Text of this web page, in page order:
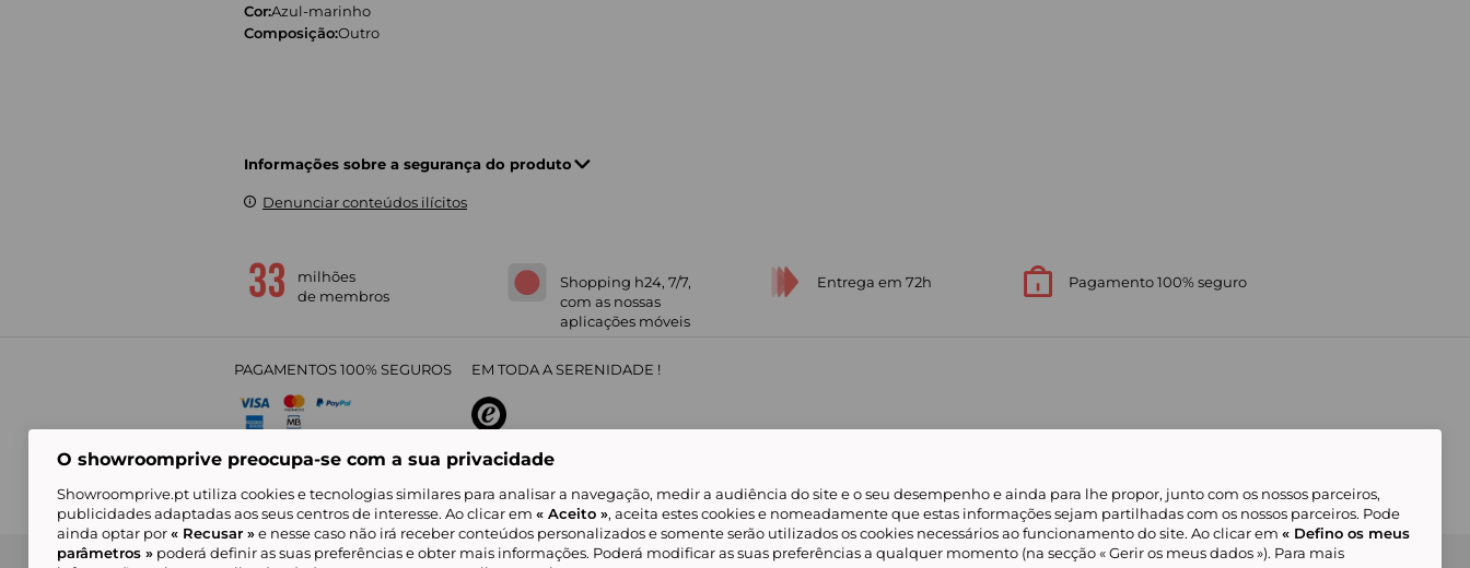
Cor:Azul-marinho
Composição:Outro
Informações sobre a segurança do produto
Denunciar conteúdos ilícitos
milhões
de membros
Shopping h24, 7/7,
com as nossas
aplicações móveis
Entrega em 72h Pagamento 100% seguro
PAGAMENTOS 100% SEGUROS EM TODA A SERENIDADE !
4,31/5 sobre
Condições Gerais de Venda Política de Confidencialidade Livro de Reclamações Showroomprive group Ajuda e Contacto Gerir os meus cookies
Condições Gerais
O showroomprive preocupa-se com a sua privacidade
Showroomprive.pt utiliza cookies e tecnologias similares para analisar a navegação, medir a audiência do site e o seu desempenho e ainda para lhe propor, junto com os nossos parceiros,
publicidades adaptadas aos seus centros de interesse. Ao clicar em « Aceito », aceita estes cookies e nomeadamente que estas informações sejam partilhadas com os nossos parceiros. Pode
ainda optar por« Recusar »e nesse caso não irá receber conteúdos personalizados e somente serão utilizados os cookies necessários ao funcionamento do site. Ao clicar em « Defino os meus
parâmetros » poderá definir as suas preferências e obter mais informações. Poderá modificar as suas preferências a qualquer momento (na secção « Gerir os meus dados »). Para mais